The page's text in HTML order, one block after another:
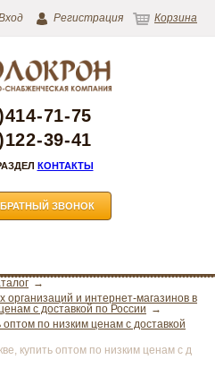
Регистрация Корзина
71-75
39-41
КОНТАКТЫ
ЗВОНОК
организаций и интернет-магазинов в
с доставкой по России
по низким ценам с доставкой
купить оптом по низким ценам с д